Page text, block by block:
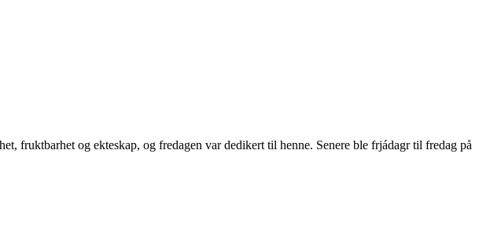
fruktbarhet og ekteskap, og fredagen var dedikert til henne. Senere ble frjádagr til fredag på